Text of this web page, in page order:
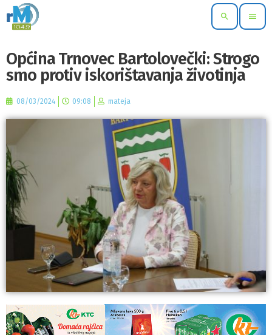
search menu
Općina Trnovec Bartolovečki: Strogo
smo protiv iskorištavanja životinja
08/03/2024 09:08 mateja